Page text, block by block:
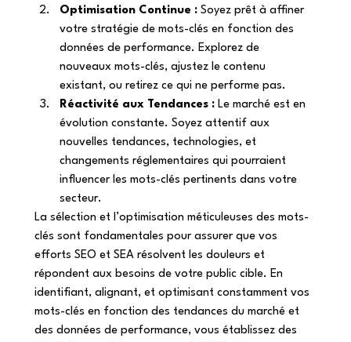
Optimisation Continue : Soyez prêt à affiner
votre stratégie de mots-clés en fonction des
données de performance. Explorez de
nouveaux mots-clés, ajustez le contenu
existant, ou retirez ce qui ne performe pas.
Réactivité aux Tendances : Le marché est en
évolution constante. Soyez attentif aux
nouvelles tendances, technologies, et
changements réglementaires qui pourraient
influencer les mots-clés pertinents dans votre
secteur.
La sélection et l’optimisation méticuleuses des mots-
clés sont fondamentales pour assurer que vos
efforts SEO et SEA résolvent les douleurs et
répondent aux besoins de votre public cible. En
identifiant, alignant, et optimisant constamment vos
mots-clés en fonction des tendances du marché et
des données de performance, vous établissez des